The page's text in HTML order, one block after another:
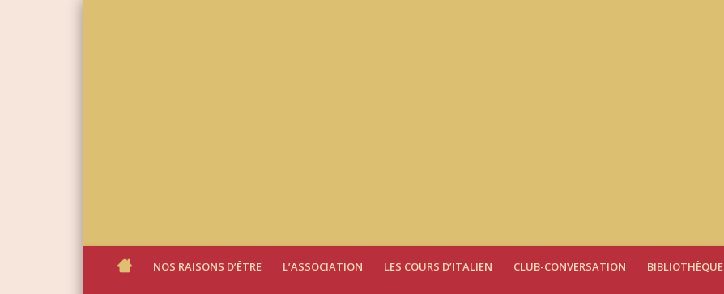
NOS RAISONS D’ÊTRE L’ASSOCIATION LES COURS D’ITALIEN CLUB-CONVERSATION BIBLIOTHÈQUE